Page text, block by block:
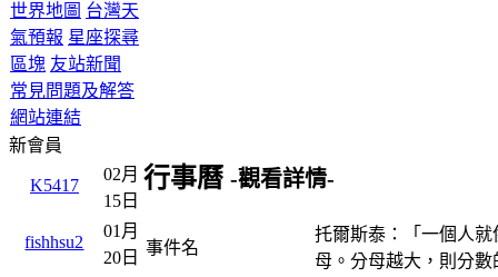
世界地圖 台灣天
氣預報 星座探尋
區塊 友站新聞
常見問題及解答
網站連結
新會員
K5417
02月
15日
fishhsu2
01月
20日
行事曆 -觀看詳情-
事件名
托爾斯泰：「一個人
母。分母越大，則分